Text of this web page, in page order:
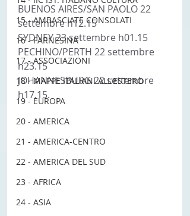
15 - AMBASCIATE CONSOLATI
16 - FARNESINA
17 - ASSOCIAZIONI
18 - MAPPE ITALIANI ALL'ESTERO
19 - EUROPA
20 - AMERICA
21 - AMERICA-CENTRO
22 - AMERICA DEL SUD
23 - AFRICA
24 - ASIA
BUENOS AIRES/SAN PAOLO 22
settembre h12.15
SYDNEY 23 settembre h01.15
PECHINO/PERTH 22 settembre
h23.15
JOHANNESBURG 22 settembre
h17.15.